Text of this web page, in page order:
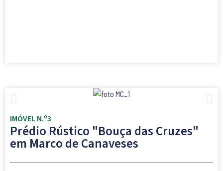
IMÓVEL N.º3
Prédio Rústico "Bouça das Cruzes"
em Marco de Canaveses